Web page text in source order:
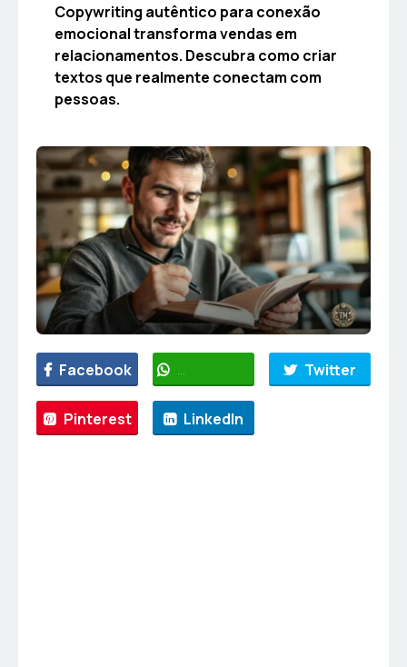
Copywriting autêntico para conexão
emocional transforma vendas em
relacionamentos. Descubra como criar
textos que realmente conectam com
pessoas.
Facebook WhatsApp Twitter
Pinterest LinkedIn